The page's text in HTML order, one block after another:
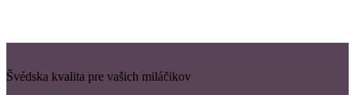
Švédska kvalita pre vašich miláčikov